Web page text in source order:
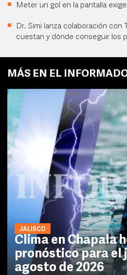
Meter un gol en la pantalla
Dr. Simi lanza colaboración con
cuestan y dónde conseguir los
MÁS EN EL
JALISCO
Clima en Chapala
pronóstico para el
agosto de 2026